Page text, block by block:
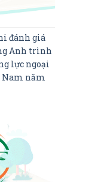
đánh giá
Anh trình
lực ngoại
Nam năm